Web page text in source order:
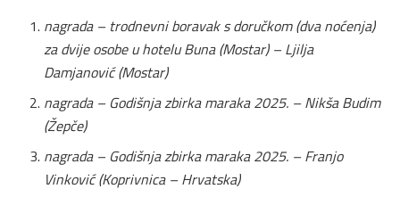
nagrada – trodnevni boravak s doručkom (dva noćenja)
za dvije osobe u hotelu Buna (Mostar) – Ljilja
Damjanović (Mostar)
nagrada – Godišnja zbirka maraka 2025. – Nikša Budim
(Žepče)
nagrada – Godišnja zbirka maraka 2025. – Franjo
Vinković (Koprivnica – Hrvatska)